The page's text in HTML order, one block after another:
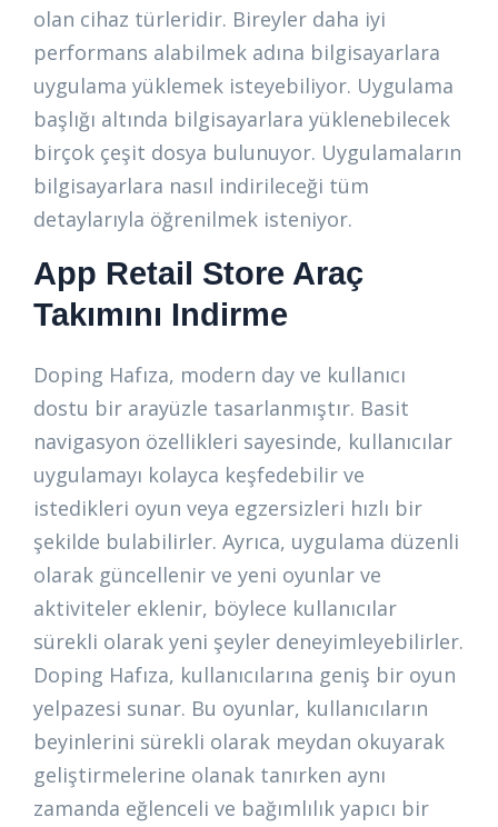
olan cihaz türleridir. Bireyler daha iyi
performans alabilmek adına bilgisayarlara
uygulama yüklemek isteyebiliyor. Uygulama
başlığı altında bilgisayarlara yüklenebilecek
birçok çeşit dosya bulunuyor. Uygulamaların
bilgisayarlara nasıl indirileceği tüm
detaylarıyla öğrenilmek isteniyor.
App Retail Store Araç
Takımını Indirme
Doping Hafıza, modern day ve kullanıcı
dostu bir arayüzle tasarlanmıştır. Basit
navigasyon özellikleri sayesinde, kullanıcılar
uygulamayı kolayca keşfedebilir ve
istedikleri oyun veya egzersizleri hızlı bir
şekilde bulabilirler. Ayrıca, uygulama düzenli
olarak güncellenir ve yeni oyunlar ve
aktiviteler eklenir, böylece kullanıcılar
sürekli olarak yeni şeyler deneyimleyebilirler.
Doping Hafıza, kullanıcılarına geniş bir oyun
yelpazesi sunar. Bu oyunlar, kullanıcıların
beyinlerini sürekli olarak meydan okuyarak
geliştirmelerine olanak tanırken aynı
zamanda eğlenceli ve bağımlılık yapıcı bir